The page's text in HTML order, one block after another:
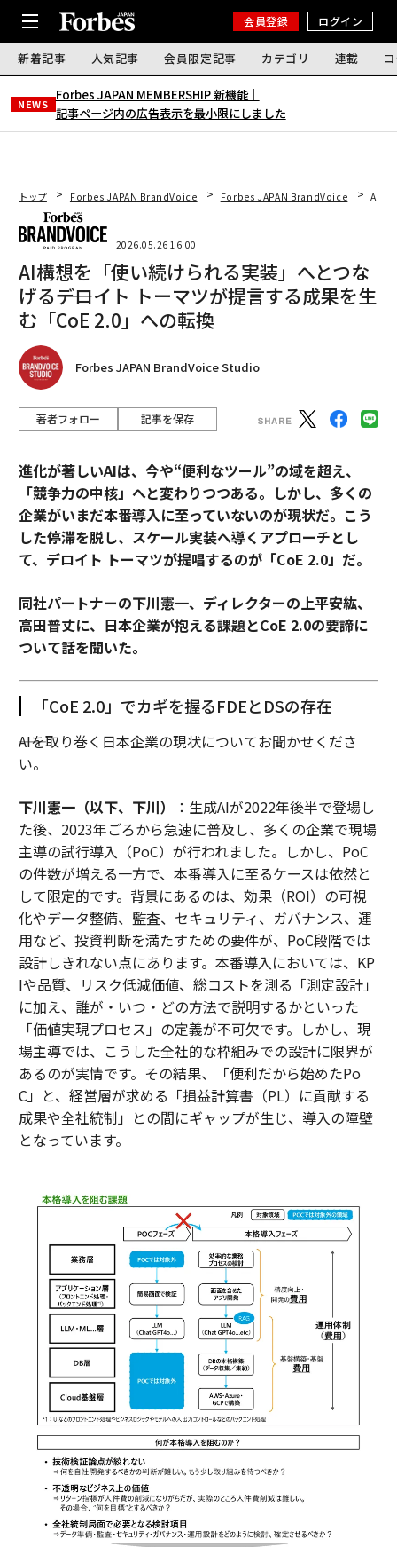
会員登録 ログイン
新着記事 人気記事 会員限定記事 カテゴリ 連載
NEWS
Forbes JAPAN MEMBERSHIP 新機能｜
記事ページ内の広告表示を最小限にしました
トップ Forbes JAPAN BrandVoice Forbes JAPAN BrandVoice AI構
2026.05.26 16:00
AI構想を「使い続けられる実装」へとつな
げる――デロイト トーマツが提言する成果を生
む「CoE 2.0」への転換
Forbes JAPAN BrandVoice Studio
著者フォロー 記事を保存
進化が著しいAIは、今や“便利なツール”の域を超え、
「競争力の中核」へと変わりつつある。しかし、多くの
企業がいまだ本番導入に至っていないのが現状だ。こう
した停滞を脱し、スケール実装へ導くアプローチとし
て、デロイト トーマツが提唱するのが「CoE 2.0」だ。
同社パートナーの下川憲一、ディレクターの上平安紘、
高田普丈に、日本企業が抱える課題とCoE 2.0の要諦に
ついて話を聞いた。
「CoE 2.0」でカギを握るFDEとDSの存在
――AIを取り巻く日本企業の現状についてお聞かせくださ
い。
下川憲一（以下、下川）
：生成AIが2022年後半で登場し
た後、2023年ごろから急速に普及し、多くの企業で現場
主導の試行導入（PoC）が行われました。しかし、PoC
の件数が増える一方で、本番導入に至るケースは依然と
して限定的です。背景にあるのは、効果（ROI）の可視
化やデータ整備、監査、セキュリティ、ガバナンス、運
用など、投資判断を満たすための要件が、PoC段階では
設計しきれない点にあります。本番導入においては、KP
Iや品質、リスク低減価値、総コストを測る「測定設計」
に加え、誰が・いつ・どの方法で説明するかといった
「価値実現プロセス」の定義が不可欠です。しかし、現
場主導では、こうした全社的な枠組みでの設計に限界が
あるのが実情です。その結果、「便利だから始めたPo
C」と、経営層が求める「損益計算書（PL）に貢献する
成果や全社統制」との間にギャップが生じ、導入の障壁
となっています。